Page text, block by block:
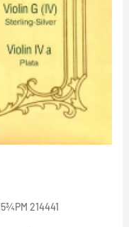
214441